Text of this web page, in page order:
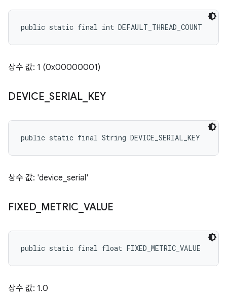
public static final int DEFAULT_THREAD_COUNT
상수 값: 1 (0x00000001)
DEVICE _SERIAL_ KEY
public static final String DEVICE_SERIAL_KEY
상수 값: 'device_serial'
FIXED_ METRIC VALUE
public static final float FIXED_METRIC_VALUE
상수 값: 1.0